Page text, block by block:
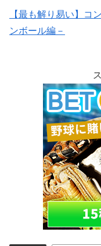
【最も解り易い】コ
ンボール編－